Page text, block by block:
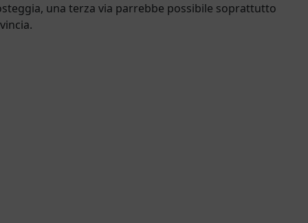
una terza via parrebbe possibile soprattutto